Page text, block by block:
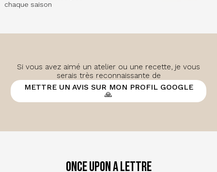
chaque saison
Si vous avez aimé un atelier ou une recette, je vous
serais très reconnaissante de
METTRE UN AVIS SUR MON PROFIL GOOGLE
🙏
Once Upon a Lettre